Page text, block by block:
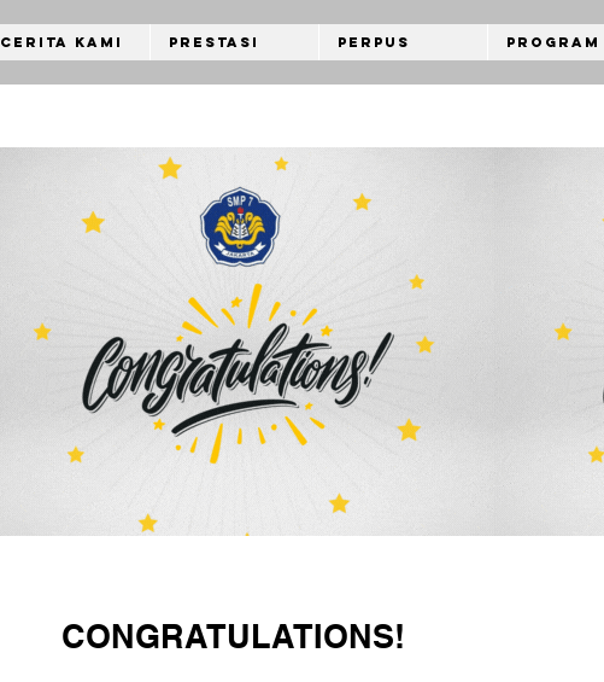
Cerita Kami Prestasi Perpus Program
CONGRATULATIONS!